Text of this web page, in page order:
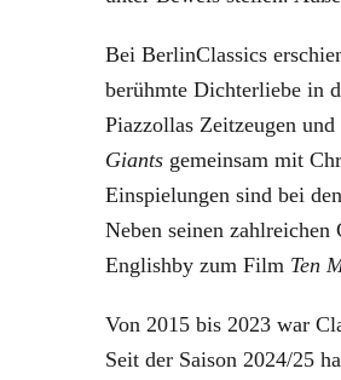
Bei BerlinClassics
berühmte Dichterliebe in
Piazzollas Zeitzeugen
Giants gemeinsam mit
Einspielungen sind bei
Neben seinen
Englishby zum Film Ten
Von 2015 bis 2023 war
Seit der Saison 2024/25